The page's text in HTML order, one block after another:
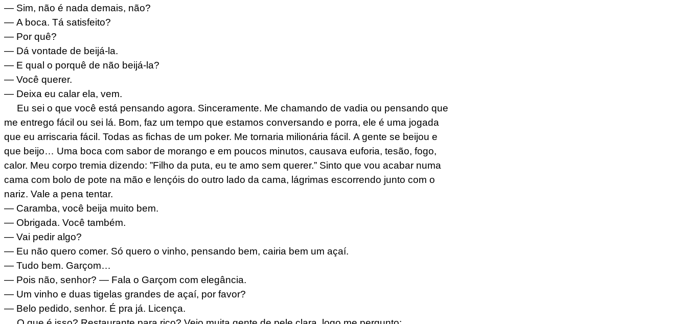
— Sim, não é nada demais, não?
— A boca. Tá satisfeito?
— Por quê?
— Dá vontade de beijá-la.
— E qual o porquê de não beijá-la?
— Você querer.
— Deixa eu calar ela, vem.
Eu sei o que você está pensando agora. Sinceramente. Me chamando de vadia ou pensando que
me entrego fácil ou sei lá. Bom, faz um tempo que estamos conversando e porra, ele é uma jogada
que eu arriscaria fácil. Todas as fichas de um poker. Me tornaria milionária fácil. A gente se beijou e
que beijo… Uma boca com sabor de morango e em poucos minutos, causava euforia, tesão, fogo,
calor. Meu corpo tremia dizendo: ”Filho da puta, eu te amo sem querer.” Sinto que vou acabar numa
cama com bolo de pote na mão e lençóis do outro lado da cama, lágrimas escorrendo junto com o
nariz. Vale a pena tentar.
— Caramba, você beija muito bem.
— Obrigada. Você também.
— Vai pedir algo?
— Eu não quero comer. Só quero o vinho, pensando bem, cairia bem um açaí.
— Tudo bem. Garçom…
— Pois não, senhor? — Fala o Garçom com elegância.
— Um vinho e duas tigelas grandes de açaí, por favor?
— Belo pedido, senhor. É pra já. Licença.